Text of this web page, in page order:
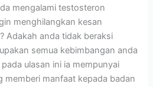
mengalami testosteron
menghilangkan kesan
Adakah anda tidak beraksi
semua kebimbangan anda
ulasan ini ia mempunyai
memberi manfaat kepada badan